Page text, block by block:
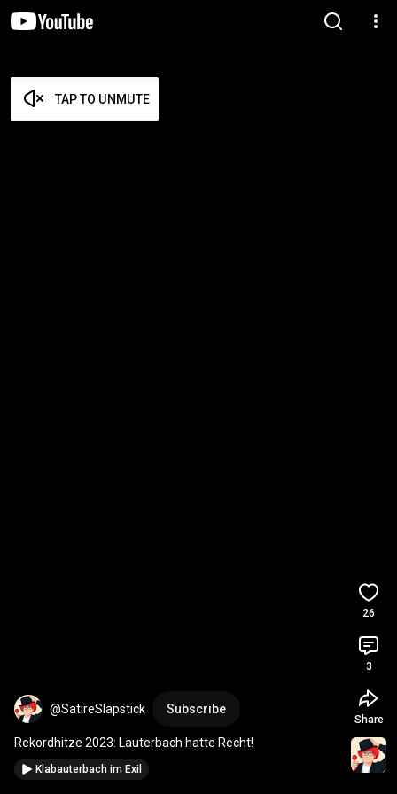
TAP TO UNMUTE
@SatireSlapstick Subscribe
Rekordhitze 2023: Lauterbach hatte Recht!
Klabauterbach im Exil
26
3
Share